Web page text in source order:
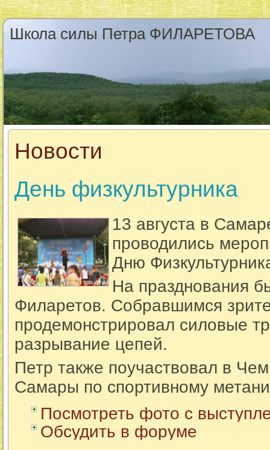
Школа силы Петра ФИЛАРЕТОВА
Новости
День физкультурника
13 августа в
проводились
Дню
На празднования
Филаретов. Собравшимся
продемонстрировал силовые
разрывание цепей.
Петр также поучаствовал в
Самары по спортивному
Посмотреть фото с
Обсудить в форуме